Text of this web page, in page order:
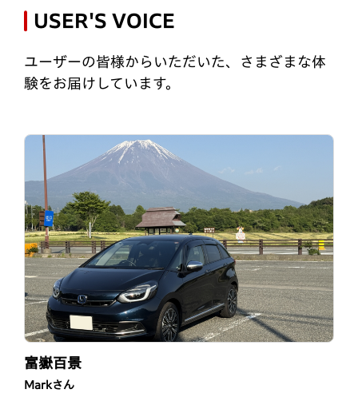
USER'S VOICE
ユーザーの皆様からいただいた、さまざまな体
験をお届けしています。
納車されてから3年！
takeタケさん
RSとはじめての桜
ケイさん
富嶽百景
Markさん